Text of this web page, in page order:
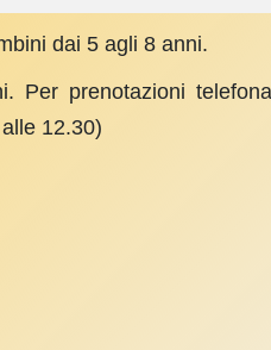
dai 5 agli 8 anni.
Per prenotazioni
12.30)